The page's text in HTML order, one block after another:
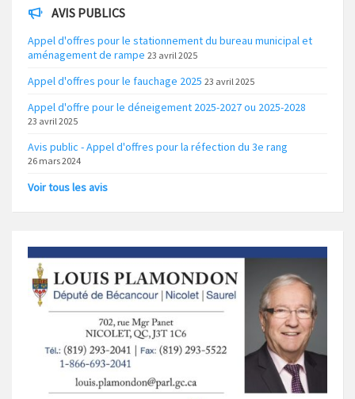
AVIS PUBLICS
Appel d'offres pour le stationnement du bureau municipal et
aménagement de rampe 23 avril 2025
Appel d'offres pour le fauchage 2025 23 avril 2025
Appel d'offre pour le déneigement 2025-2027 ou 2025-2028
23 avril 2025
Avis public - Appel d'offres pour la réfection du 3e rang
26 mars 2024
Voir tous les avis